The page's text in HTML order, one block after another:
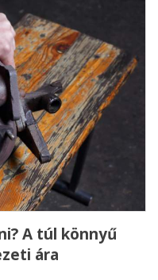
A túl könnyű
ára